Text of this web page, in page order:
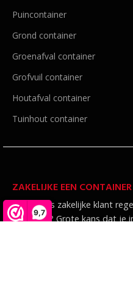
9,7
Puincontainer
Grond container
Groenafval container
Grofvuil container
Houtafval container
Tuinhout container
ZAKELIJKE EEN
Huur je als zakelijke klant
Recycling? Grote kans dat je